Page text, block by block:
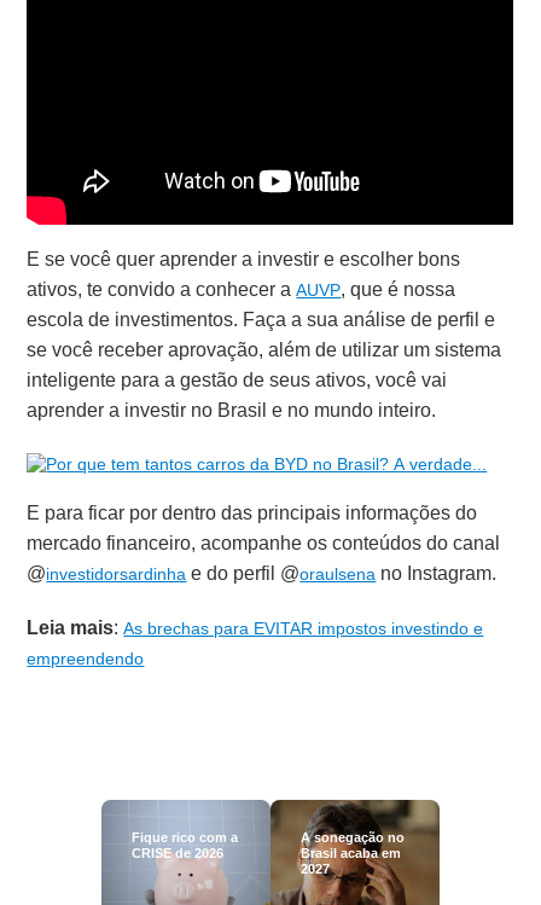
E se você quer aprender a investir e escolher bons
ativos, te convido a conhecer aAUVP, que é nossa
escola de investimentos. Faça a sua análise de perfil e
se você receber aprovação, além de utilizar um sistema
inteligente para a gestão de seus ativos, você vai
aprender a investir no Brasil e no mundo inteiro.
E para ficar por dentro das principais informações do
mercado financeiro, acompanhe os conteúdos do canal
@investidorsardinha e do perfil @oraulsena no Instagram.
Leia mais:As brechas para EVITAR impostos investindo e
empreendendo
Fique rico com a
CRISE de 2026
A sonegação no
Brasil acaba em
2027